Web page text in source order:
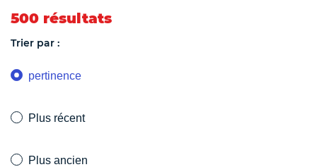
500 résultats
Trier par :
pertinence
Plus récent
Plus ancien